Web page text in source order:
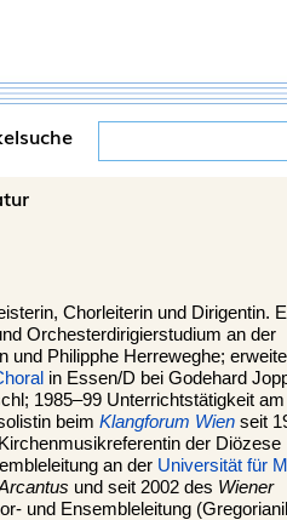
Chorleiterin und Dirigentin.
Orchesterdirigierstudium an der
und Philipphe Herreweghe;
in Essen/D bei Godehard
1985–99 Unterrichtstätigkeit am
beim Klangforum Wien seit
der Diözese
an der Universität für
und seit 2002 des Wiener
und Ensembleleitung